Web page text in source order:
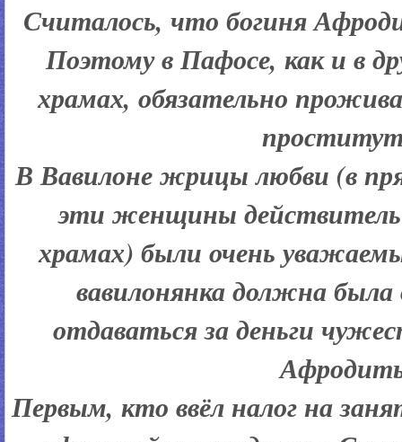
Считалось, что богиня
Поэтому в Пафосе, как и в
храмах, обязательно
В Вавилоне жрицы любви (в
эти женщины
храмах) были очень
вавилонянка должна
отдаваться за деньги
Первым, кто ввёл налог на